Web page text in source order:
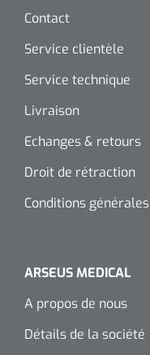
Contact
Service clientèle
Service technique
Livraison
Echanges & retours
Droit de rétraction
Conditions générales
ARSEUS MEDICAL
A propos de nous
Détails de la société